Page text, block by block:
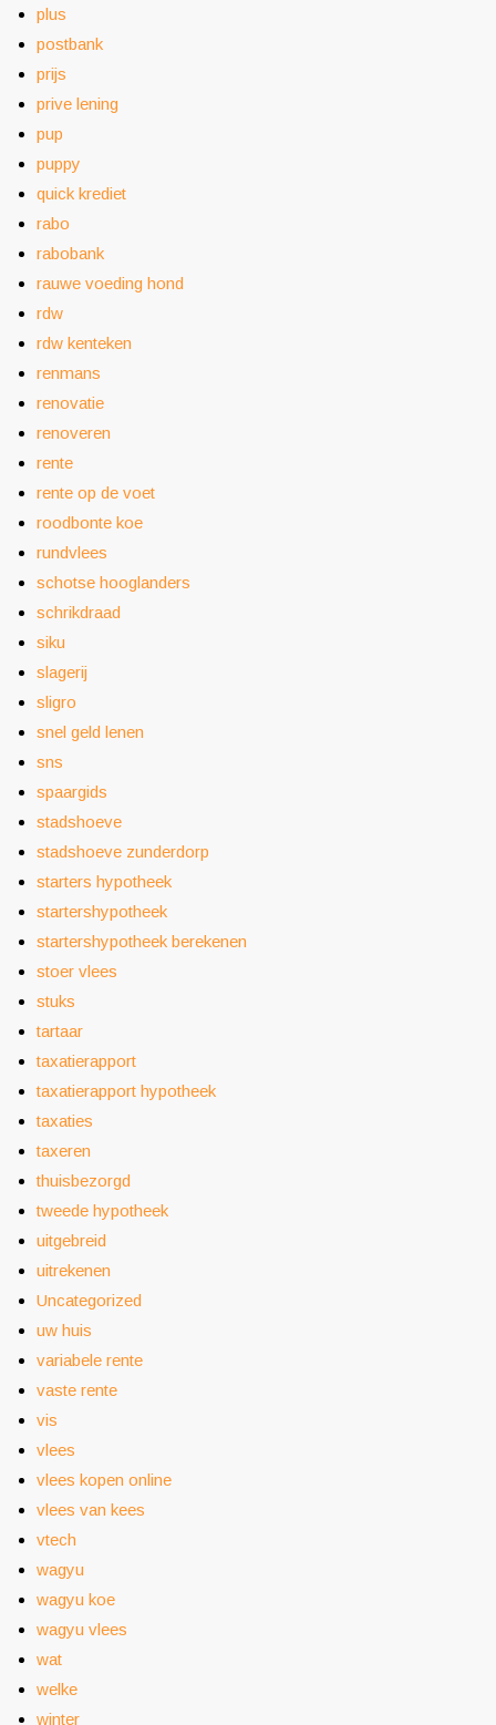
plus
postbank
prijs
prive lening
pup
puppy
quick krediet
rabo
rabobank
rauwe voeding hond
rdw
rdw kenteken
renmans
renovatie
renoveren
rente
rente op de voet
roodbonte koe
rundvlees
schotse hooglanders
schrikdraad
siku
slagerij
sligro
snel geld lenen
sns
spaargids
stadshoeve
stadshoeve zunderdorp
starters hypotheek
startershypotheek
startershypotheek berekenen
stoer vlees
stuks
tartaar
taxatierapport
taxatierapport hypotheek
taxaties
taxeren
thuisbezorgd
tweede hypotheek
uitgebreid
uitrekenen
Uncategorized
uw huis
variabele rente
vaste rente
vis
vlees
vlees kopen online
vlees van kees
vtech
wagyu
wagyu koe
wagyu vlees
wat
welke
winter